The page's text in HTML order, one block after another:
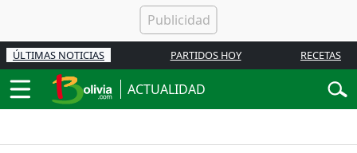
ÚLTIMAS NOTICIAS PARTIDOS HOY RECETAS
ACTUALIDAD